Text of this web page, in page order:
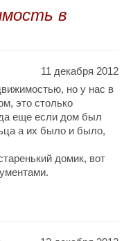
в
11 декабря 2012
но у нас в
это столько
да еще если дом был
а их было и было,
домик, вот